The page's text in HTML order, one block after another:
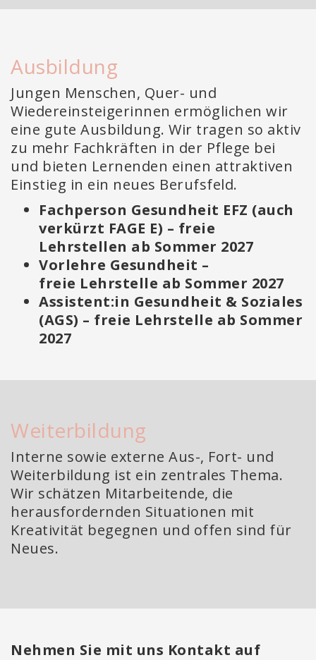
Ausbildung
Jungen Menschen, Quer- und
Wiedereinsteigerinnen ermöglichen wir
eine gute Ausbildung. Wir tragen so aktiv
zu mehr Fachkräften in der Pflege bei
und bieten Lernenden einen attraktiven
Einstieg in ein neues Berufsfeld.
Fachperson Gesundheit EFZ (auch
verkürzt FAGE E) – freie
Lehrstellen ab Sommer 2027
Vorlehre Gesundheit –
freie Lehrstelle ab Sommer 2027
Assistent:in Gesundheit & Soziales
(AGS) – freie Lehrstelle ab Sommer
2027
Weiterbildung
Interne sowie externe Aus-, Fort- und
Weiterbildung ist ein zentrales Thema.
Wir schätzen Mitarbeitende, die
herausfordernden Situationen mit
Kreativität begegnen und offen sind für
Neues.
Nehmen Sie mit uns Kontakt auf